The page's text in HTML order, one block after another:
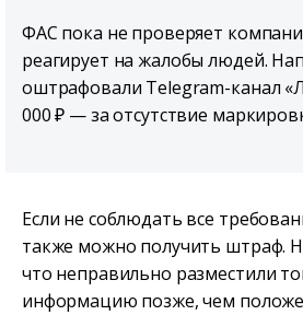
ФАС пока не проверяет
реагирует на жалобы людей.
оштрафовали Telegram-канал
000 ₽ — за отсутствие
Если не соблюдать все
также можно получить штраф.
что неправильно разместили
информацию позже, чем